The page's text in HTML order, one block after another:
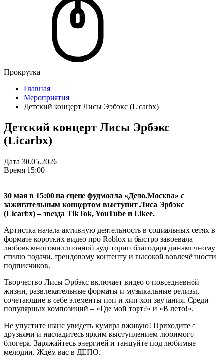
Прокрутка
Главная
Мероприятия
Детский концерт Лисы Эрбэкс (Licarbx)
Детский концерт Лисы Эрбэкс
(Licarbx)
Дата 30.05.2026
Время 15:00
30 мая в 15:00 на сцене фудмолла «Депо.Москва» с
зажигательным концертом выступит Лиса Эрбэкс
(Licarbx) – звезда TikTok, YouTube и Likee.
Артистка начала активную деятельность в социальных сетях в
формате коротких видео про Roblox и быстро завоевала
любовь многомиллионной аудитории благодаря динамичному
стилю подачи, трендовому контенту и высокой вовлечённости
подписчиков.
Творчество Лисы Эрбэкс включает видео о повседневной
жизни, развлекательные форматы и музыкальные релизы,
сочетающие в себе элементы поп и хип-хоп звучания. Среди
популярных композиций – «Где мой торт?» и «В лето!».
Не упустите шанс увидеть кумира вживую! Приходите с
друзьями и насладитесь ярким выступлением любимого
блогера. Заряжайтесь энергией и танцуйте под любимые
мелодии. Ждём вас в ДЕПО.